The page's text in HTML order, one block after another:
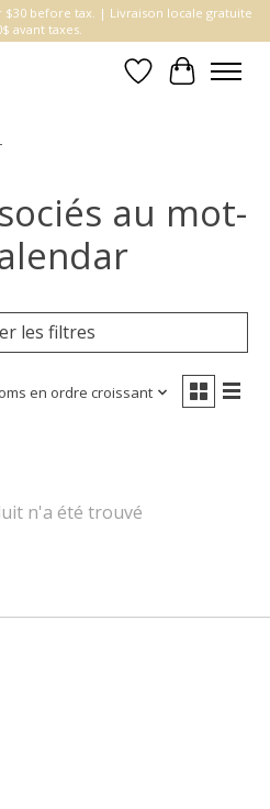
before tax. | Livraison locale gratuite
avant taxes.
Liste dePanier
au mot-
les filtres
en ordre croissant
n'a été trouvé